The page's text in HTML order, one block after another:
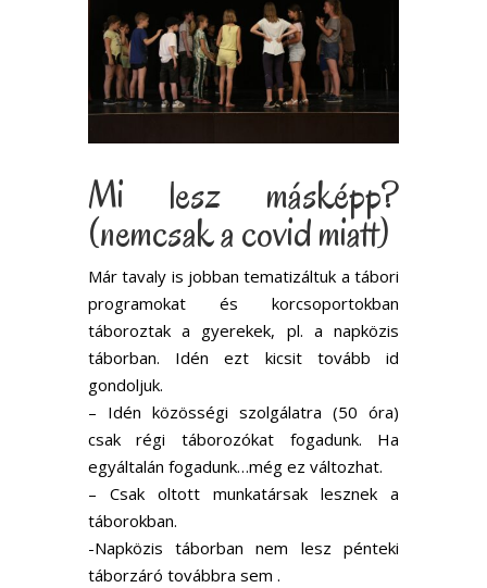
Mi lesz másképp?
(nemcsak a covid miatt)
Már tavaly is jobban tematizáltuk a tábori
programokat és korcsoportokban
táboroztak a gyerekek, pl. a napközis
táborban. Idén ezt kicsit tovább id
gondoljuk.
– Idén közösségi szolgálatra (50 óra)
csak régi táborozókat fogadunk. Ha
egyáltalán fogadunk…még ez változhat.
– Csak oltott munkatársak lesznek a
táborokban.
-Napközis táborban nem lesz pénteki
táborzáró továbbra sem .